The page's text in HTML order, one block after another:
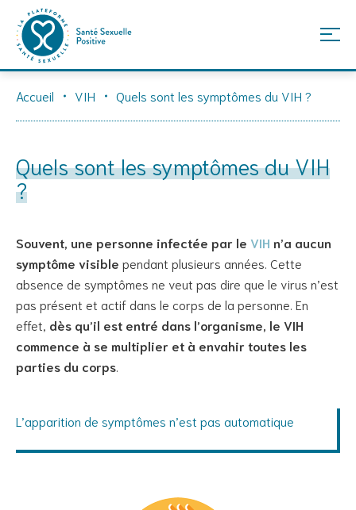
Accueil VIH Quels sont les symptômes du VIH ?
Quels sont les symptômes du VIH
?
Souvent, une personne infectée par le VIH n’a aucun
symptôme visible pendant plusieurs années. Cette
absence de symptômes ne veut pas dire que le virus n’est
pas présent et actif dans le corps de la personne. En
effet, dès qu’il est entré dans l’organisme, le VIH
commence à se multiplier et à envahir toutes les
parties du corps
L’apparition de symptômes n’est pas automatique